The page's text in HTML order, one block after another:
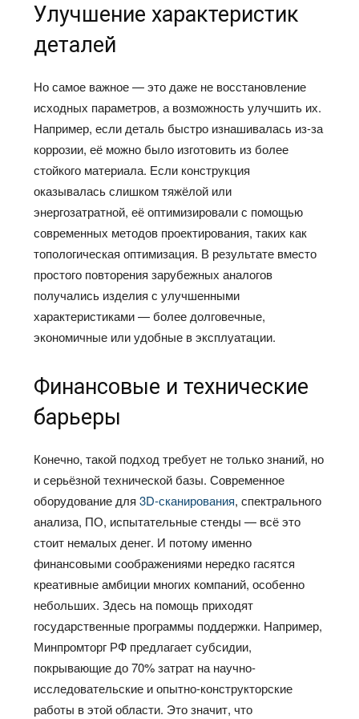
Улучшение характеристик
деталей
Но самое важное — это даже не восстановление
исходных параметров, а возможность улучшить их.
Например, если деталь быстро изнашивалась из-за
коррозии, её можно было изготовить из более
стойкого материала. Если конструкция
оказывалась слишком тяжёлой или
энергозатратной, её оптимизировали с помощью
современных методов проектирования, таких как
топологическая оптимизация. В результате вместо
простого повторения зарубежных аналогов
получались изделия с улучшенными
характеристиками — более долговечные,
экономичные или удобные в эксплуатации.
Финансовые и технические
барьеры
Конечно, такой подход требует не только знаний, но
и серьёзной технической базы. Современное
оборудование для3D-сканирования, спектрального
анализа, ПО, испытательные стенды — всё это
стоит немалых денег. И потому именно
финансовыми соображениями нередко гасятся
креативные амбиции многих компаний, особенно
небольших. Здесь на помощь приходят
государственные программы поддержки. Например,
Минпромторг РФ предлагает субсидии,
покрывающие до 70% затрат на научно-
исследовательские и опытно-конструкторские
работы в этой области. Это значит, что